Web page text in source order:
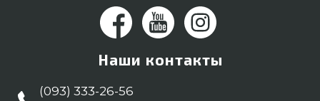
Наши контакты
(093) 333-26-56